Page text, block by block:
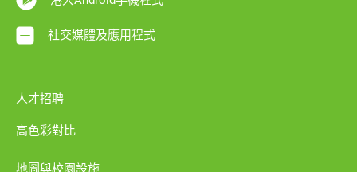
社交媒體及應用程式
人才招聘
高色彩對比
地圖與校園設施